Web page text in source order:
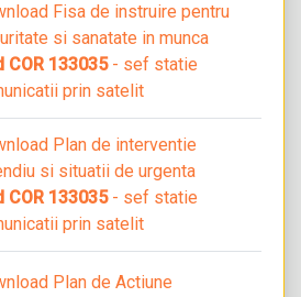
Fisa de instruire pentru
si sanatate in munca
COR 133035- sef statie
prin satelit
Plan de interventie
si situatii de urgenta
COR 133035- sef statie
prin satelit
Plan de Actiune